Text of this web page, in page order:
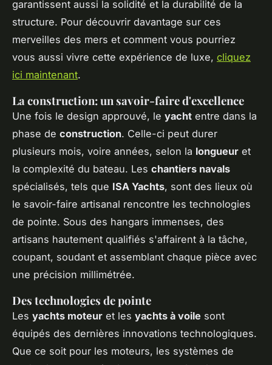
garantissent aussi la solidité et la durabilité de la
structure. Pour découvrir davantage sur ces
merveilles des mers et comment vous pourriez
vous aussi vivre cette expérience de luxe, cliquez
ici maintenant.
La construction: un savoir-faire d'excellence
Une fois le design approuvé, le yacht entre dans la
phase de construction. Celle-ci peut durer
plusieurs mois, voire années, selon la longueur et
la complexité du bateau. Les chantiers navals
spécialisés, tels que ISA Yachts, sont des lieux où
le savoir-faire artisanal rencontre les technologies
de pointe. Sous des hangars immenses, des
artisans hautement qualifiés s'affairent à la tâche,
coupant, soudant et assemblant chaque pièce avec
une précision millimétrée.
Des technologies de pointe
Les yachts moteur et les yachts à voile sont
équipés des dernières innovations technologiques.
Que ce soit pour les moteurs, les systèmes de